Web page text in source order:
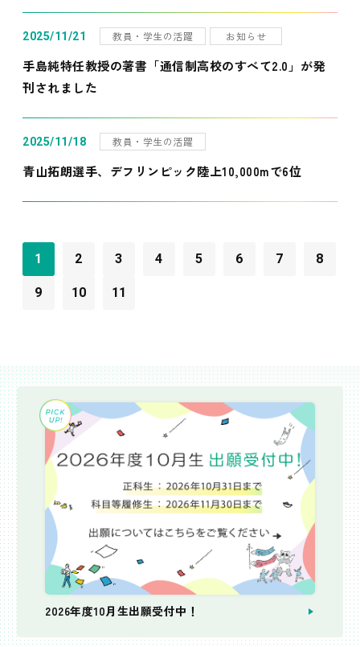
2025/11/21 教員・学生の活躍 お知らせ
手島純特任教授の著書「通信制高校のすべて2.0」が発
刊されました
2025/11/18 教員・学生の活躍
青山拓朗選手、デフリンピック陸上10,000mで6位
1 2 3 4 5 6 7 8
9 10 11
2026年度10月生出願受付中！